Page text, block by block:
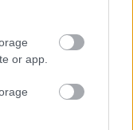
or app.
jobb,